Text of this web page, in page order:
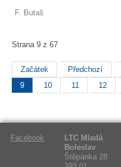
F. Butaš
Strana 9 z 67
Začátek Předchozí
9
10 11 12
Facebook
LTC Mladá
Boleslav
Štěpánka 28